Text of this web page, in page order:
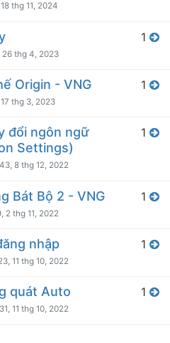
thg 11, 2024
26 thg 4, 2023
1
Origin - VNG
17 thg 3, 2023
1
đổi ngôn ngữ
Settings)
8 thg 12, 2022
1
Bát Bộ 2 - VNG
2 thg 11, 2022
1
nhập
11 thg 10, 2022
1
quát Auto
11 thg 10, 2022
1